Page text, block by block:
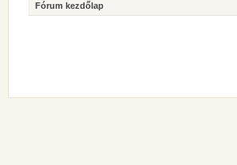
Fórum kezdőlap